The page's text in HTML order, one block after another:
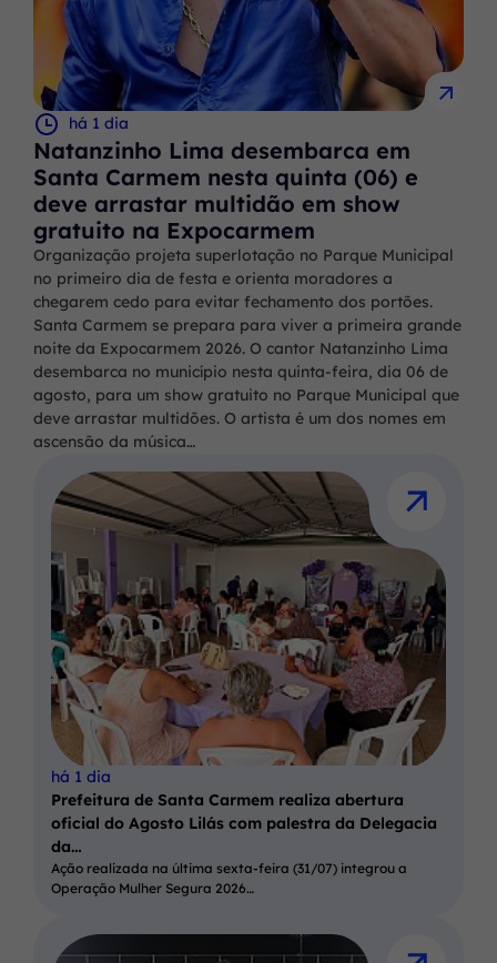
há 1 dia
Natanzinho Lima desembarca em
Santa Carmem nesta quinta (06) e
deve arrastar multidão em show
gratuito na Expocarmem
Organização projeta superlotação no Parque Municipal
no primeiro dia de festa e orienta moradores a
chegarem cedo para evitar fechamento dos portões.
Santa Carmem se prepara para viver a primeira grande
noite da Expocarmem 2026. O cantor Natanzinho Lima
desembarca no município nesta quinta-feira, dia 06 de
agosto, para um show gratuito no Parque Municipal que
deve arrastar multidões. O artista é um dos nomes em
ascensão da música…
há 1 dia
Prefeitura de Santa Carmem realiza abertura
oficial do Agosto Lilás com palestra da Delegacia
da…
Ação realizada na última sexta-feira (31/07) integrou a
Operação Mulher Segura 2026…